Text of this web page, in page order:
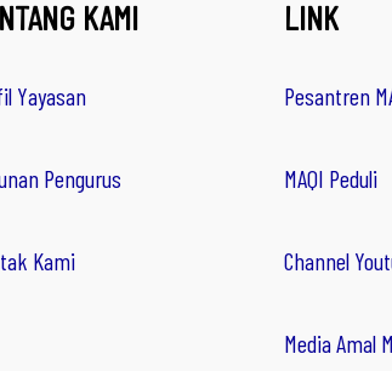
KAMI
Yayasan
Pengurus
Kami
LINK
Pesantren
MAQI Peduli
Channel
Media Amal